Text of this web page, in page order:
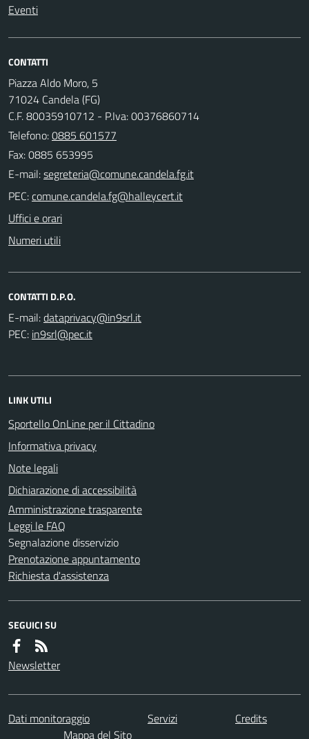
Eventi
CONTATTI
Piazza Aldo Moro, 5
71024 Candela (FG)
C.F. 80035910712 - P.Iva: 00376860714
Telefono:0885 601577
Fax: 0885 653995
E-mail:
PEC:
Uffici e orari
Numeri utili
CONTATTI D.P.O.
E-mail:
PEC:
LINK UTILI
Sportello OnLine per il Cittadino
Informativa privacy
Note legali
Dichiarazione di accessibilità
Amministrazione trasparente
Leggi le FAQ
Segnalazione disservizio
Prenotazione appuntamento
Richiesta d'assistenza
SEGUICI SU
Newsletter
Dati monitoraggio Servizi
Credits
Mappa del Sito